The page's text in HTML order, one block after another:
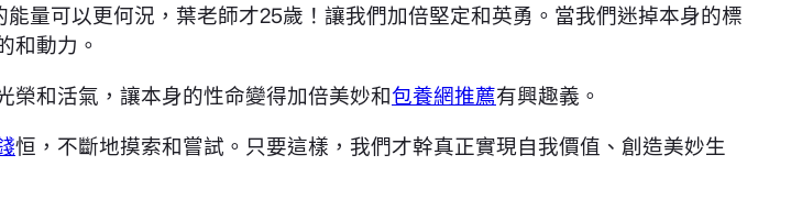
量可以更何況，葉老師才25歲！讓我們加倍堅定和英勇。當我們迷掉本身的標
和動力。
榮和活氣，讓本身的性命變得加倍美妙和包養網推薦有興趣義。
恒，不斷地摸索和嘗試。只要這樣，我們才幹真正實現自我價值、創造美妙生